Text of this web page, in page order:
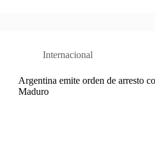
Internacional
Argentina emite orden de arresto
Maduro